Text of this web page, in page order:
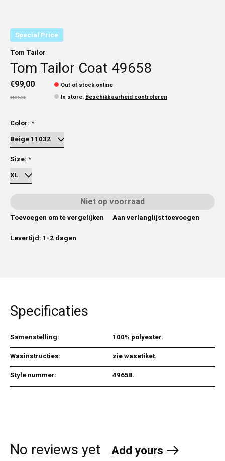
Special Price
Tom Tailor
Tom Tailor Coat 49658
€99,00
€139,95
Out of stock online
In store: Beschikbaarheid controleren
Color: *
Size: *
Niet op voorraad
Toevoegen om te vergelijken
Aan verlanglijst toevoegen
Levertijd: 1-2 dagen
Specificaties
Samenstelling:
100% polyester.
Wasinstructies:
zie wasetiket.
Style nummer:
49658.
No reviews yet Add yours